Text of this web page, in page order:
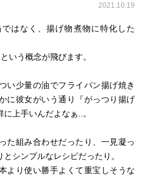
2021.10.19
はなく、揚げ物煮物に特化した
いう概念が飛びます。
い少量の油でフライパン揚げ焼き
に彼女がいう通り『がっつり揚げ
上手いんだよなぁ..。
た組み合わせだったり、一見凝っ
シンプルなレシピだったり。
より使い勝手よくて重宝しそうな